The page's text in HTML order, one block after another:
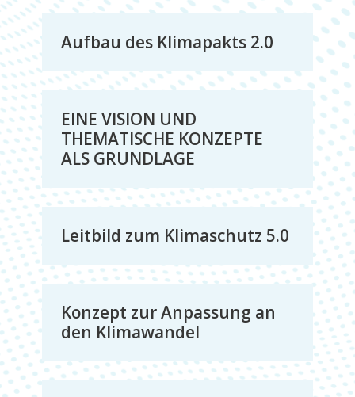
Aufbau des Klimapakts 2.0
EINE VISION UND
THEMATISCHE KONZEPTE
ALS GRUNDLAGE
Leitbild zum Klimaschutz 5.0
Konzept zur Anpassung an
den Klimawandel